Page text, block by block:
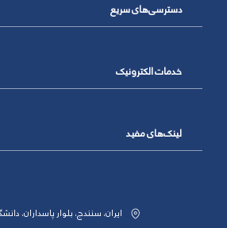
دسترسی‌های سریع
خدمات الکترونیک
لینک‌های مفید
ایران، سنندج، بلوار پاسداران،